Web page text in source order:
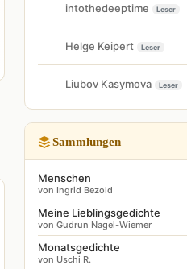
intothedeeptime Leser
Helge Keipert Leser
Liubov Kasymova Leser
Sammlungen
Menschen
von Ingrid Bezold
Meine Lieblingsgedichte
von Gudrun Nagel-Wiemer
Monatsgedichte
von Uschi R.